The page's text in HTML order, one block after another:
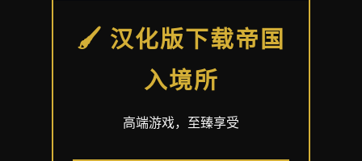
🖌️ 汉化版下载帝国
入境所
高端游戏，至臻享受